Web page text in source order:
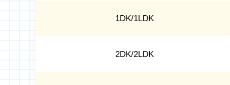
1DK/1LDK
2DK/2LDK